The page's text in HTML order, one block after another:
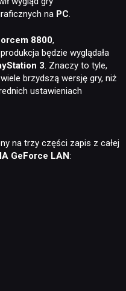
na PC.
8800,
będzie wyglądała
3. Znaczy to tyle,
brzydszą wersję gry, niż
ustawieniach
na trzy części zapis z całej
GeForce LAN: